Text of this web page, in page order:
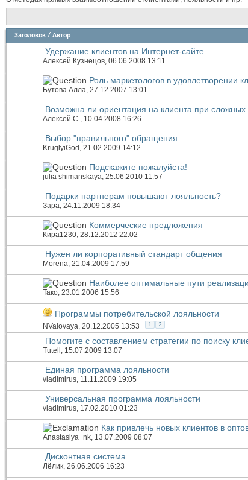
Заголовок / Автор
Удержание клиентов на Интернет-сайте
Алексей Кузнецов, 06.06.2008 13:11
Роль маркетологов в удовлетворении
Бутова Алла, 27.12.2007 13:01
Возможна ли ориентация на клиента при сложных
Алексей С., 10.04.2008 16:26
Выбор "правильного" обращения
KruglyiGod , 21.02.2009 14:12
Подскажите пожалуйста!
julia shimanskaya, 25.06.2010 11:57
Подарки партнерам повышают лояльность?
Зара, 24.11.2009 18:34
Коммерческие предложения
Кира1230, 28.12.2012 22:02
Нужен ли корпоративный стандарт общения
Morena, 21.04.2009 17:59
Наиболее оптимальные пути
Тако, 23.01.2006 15:56
Программы потребительской лояльности
NValovaya, 20.12.2005 13:53 1 2
Помогите с составлением стратегии по поиску
Tutell , 15.07.2009 13:07
Единая программа лояльности
vladimirus, 11.11.2009 19:05
Универсальная программа лояльности
vladimirus, 17.02.2010 01:23
Как привлечь новых клиентов в
Anastasiya_nk, 13.07.2009 08:07
Дисконтная система.
Лёлик, 26.06.2006 16:23